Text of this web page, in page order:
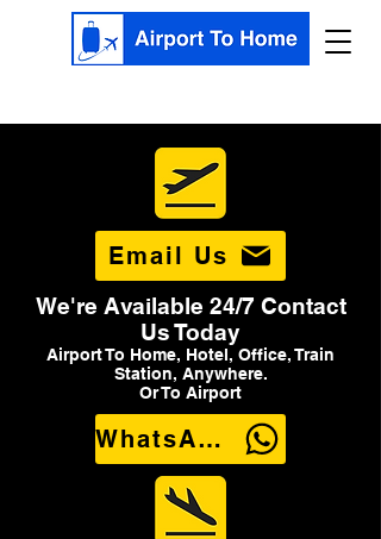
Email Us
We're Available 24/7 Contact
Us Today
Airport To Home, Hotel, Office, Train
Station, Anywhere.
Or To Airport
WhatsApp Us